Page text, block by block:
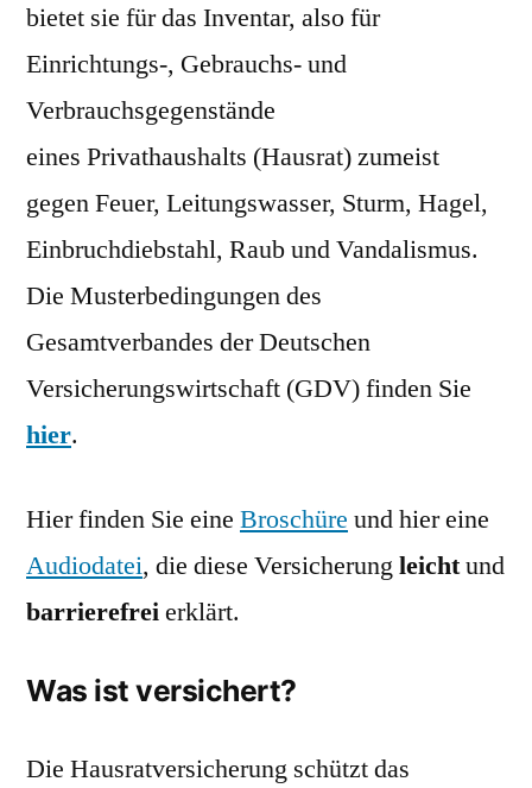
bietet sie für das Inventar, also für
Einrichtungs-, Gebrauchs- und
Verbrauchsgegenstände
eines Privathaushalts (Hausrat) zumeist
gegen Feuer, Leitungswasser, Sturm, Hagel,
Einbruchdiebstahl, Raub und Vandalismus.
Die Musterbedingungen des
Gesamtverbandes der Deutschen
Versicherungswirtschaft (GDV) finden Sie
hier.
Hier finden Sie eine Broschüre und hier eine
Audiodatei, die diese Versicherungleichtund
barrierefreierklärt.
Was ist versichert?
Die Hausratversicherung schützt das